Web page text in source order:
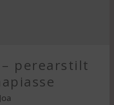
perearstilt